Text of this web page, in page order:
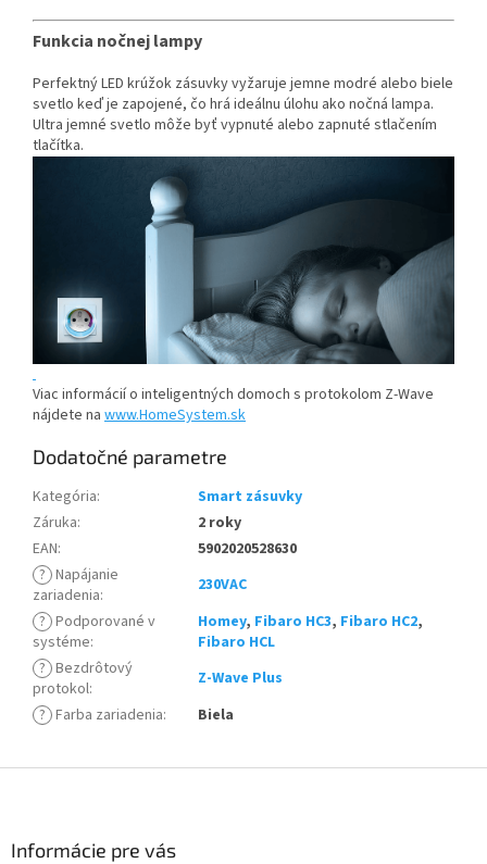
Funkcia nočnej lampy
Perfektný LED krúžok zásuvky vyžaruje jemne modré alebo biele
svetlo keď je zapojené, čo hrá ideálnu úlohu ako nočná lampa.
Ultra jemné svetlo môže byť vypnuté alebo zapnuté stlačením
tlačítka.
Viac informácií o inteligentných domoch s protokolom Z-Wave
nájdete na www.HomeSystem.sk
Dodatočné parametre
Kategória:
Smart zásuvky
Záruka:
2 roky
EAN:
5902020528630
? Napájanie
zariadenia:
230VAC
? Podporované v
systéme:
Homey, Fibaro HC3, Fibaro HC2,
Fibaro HCL
? Bezdrôtový
protokol:
Z-Wave Plus
? Farba zariadenia: Biela
Informácie pre vás